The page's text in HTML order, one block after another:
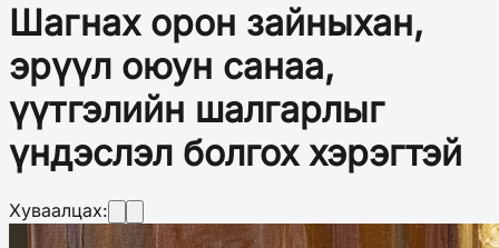
Шагнах орон зайныхан,
эрүүл оюун санаа,
үүтгэлийн шалгарлыг
үндэслэл болгох хэрэгтэй
Хуваалцах: